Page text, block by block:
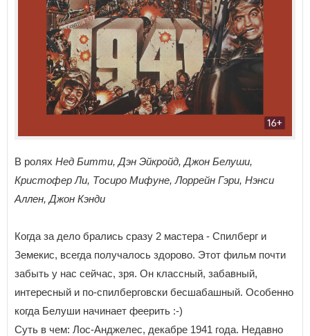
В ролях Нед Битти, Дэн Эйкройд, Джон Белуши,
Кристофер Ли, Тосиро Мифуне, Лоррейн Гэри, Нэнси
Аллен, Джон Кэнди
Когда за дело брались сразу 2 мастера - Спилберг и
Земекис, всегда получалось здорово. Этот фильм почти
забыть у нас сейчас, зря. Он классный, забавный,
интересный и по-спилберговски бесшабашный. Особенно
когда Белуши начинает феерить :-)
Суть в чем: Лос-Анджелес, декабре 1941 года. Недавно